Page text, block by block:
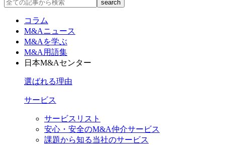
コラム
M&Aニュース
M&Aを学ぶ
M&A用語集
日本M&Aセンター
選ばれる理由
サービス
サービスリスト
安心・安全のM&A仲介サービス
課題から知る当社のサービス